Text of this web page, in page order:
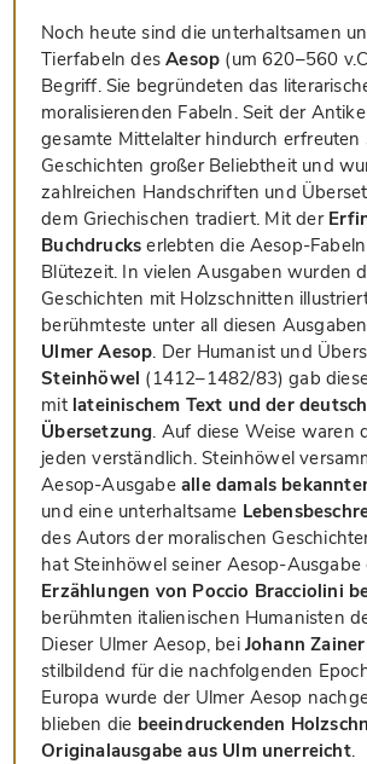
Noch heute sind die unterhaltsamen
Tierfabeln desAesop (um 620–560
Begriff. Sie begründeten das
moralisierenden Fabeln. Seit der
gesamte Mittelalter hindurch erfreuten
Geschichten großer Beliebtheit und
zahlreichen Handschriften und
dem Griechischen tradiert. Mit der
Buchdrucks erlebten die Aesop-
Blütezeit. In vielen Ausgaben wurden
Geschichten mit Holzschnitten
berühmteste unter all diesen
Ulmer Aesop. Der Humanist und
Steinhöwel (1412–1482/83) gab
mit lateinischem Text und der
Übersetzung. Auf diese Weise waren
jeden verständlich. Steinhöwel
Aesop-Ausgabe alle damals
und eine unterhaltsame
des Autors der moralischen
hat Steinhöwel seiner Aesop-Ausgabe
Erzählungen von Poccio Bracciolini
berühmten italienischen Humanisten
Dieser Ulmer Aesop, bei Johann Zainer
stilbildend für die nachfolgenden
Europa wurde der Ulmer Aesop
blieben die beeindruckenden
Originalausgabe aus Ulm unerreicht.